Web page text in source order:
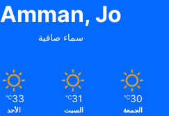
Amman, Jo
سماء صافية
30
℃
الجمعة
31
℃
السبت
33
℃
الأحد